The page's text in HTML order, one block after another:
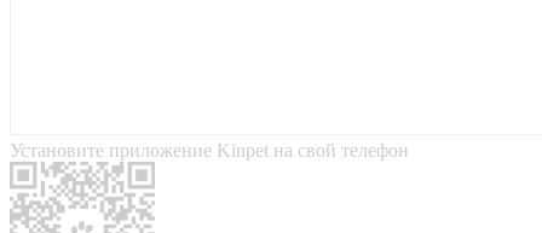
Установите приложение Kinpet на свой телефон